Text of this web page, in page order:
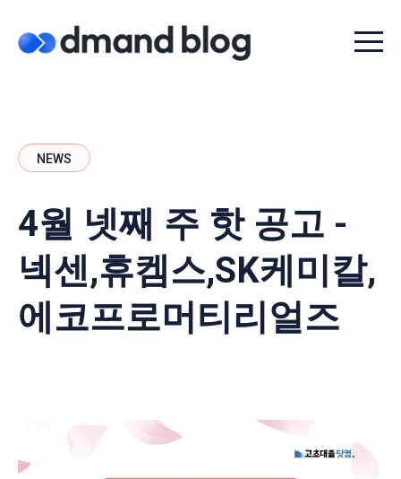
Menu
NEWS
4월 넷째 주 핫 공고 -
넥센,휴켐스,SK케미칼,
에코프로머티리얼즈